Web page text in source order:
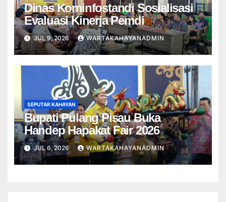
Dinas Kominfostandi Sosialisasi
Evaluasi Kinerja Pemdi
JUL 9, 2026 WARTAKAHAYANADMIN
SEPUTAR KAHAYAN
Bupati Pulang Pisau Buka
Handep Hapakat Fair 2026
JUL 6, 2026 WARTAKAHAYANADMIN